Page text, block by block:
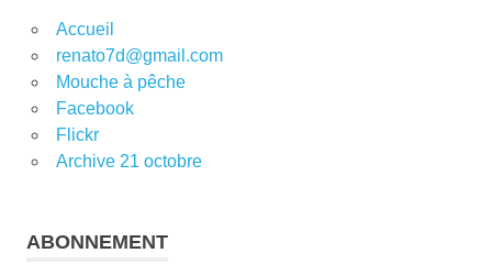
Accueil
renato7d@gmail.com
Mouche à pêche
Facebook
Flickr
Archive 21 octobre
ABONNEMENT